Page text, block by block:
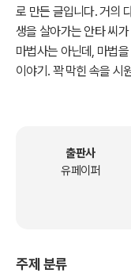
로 만든 글입니다. 거의
생을 살아가는 안타 씨
마법사는 아닌데, 마법
이야기. 꽉 막힌 속을 시
출판사
유페이퍼
주제 분류